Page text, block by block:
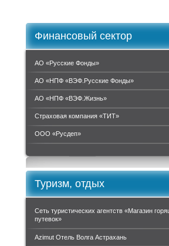
Финансовый сектор
АО «Русские Фонды»
АО «НПФ «ВЭФ.Русские Фонды»
АО «НПФ «ВЭФ.Жизнь»
Страховая компания «ТИТ»
ООО «Руcдеп»
Туризм, отдых
Сеть туристических агентств «Магазин
путевок»
Azimut Отель Волга Астрахань